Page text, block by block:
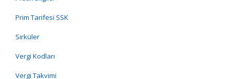
Prim Tarifesi SSK
Sirküler
Vergi Kodları
Vergi Takvimi